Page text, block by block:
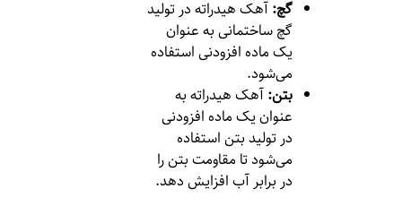
گچ:آهک هیدراته در تولید
گچ ساختمانی به عنوان
یک ماده افزودنی استفاده
می‌شود.
بتن:آهک هیدراته به
عنوان یک ماده افزودنی
در تولید بتن استفاده
می‌شود تا مقاومت بتن را
در برابر آب افزایش دهد.